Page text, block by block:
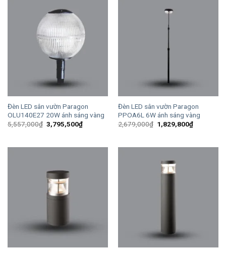
Đèn LED sân vườn Paragon
OLU140E27 20W ánh sáng vàng
5,557,000₫ Giá
gốc
3,795,500₫Giá
hiện
3,795,500₫.
Đèn LED sân vườn Paragon
PPOA6L 6W ánh sáng vàng
2,679,000₫ Giá
gốc
1,829,800₫Giá
hiện